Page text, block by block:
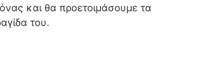
και θα προετοιμάσουμε τα
του.